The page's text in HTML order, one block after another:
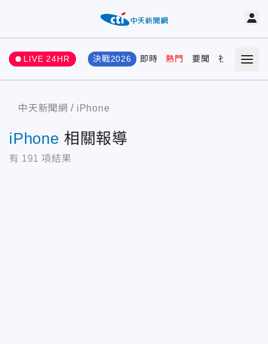
LIVE 24HR 決戰2026 即時 熱門 要聞 社會 娛樂
中天新聞網 iPhone
iPhone 相關報導
有 191 項結果